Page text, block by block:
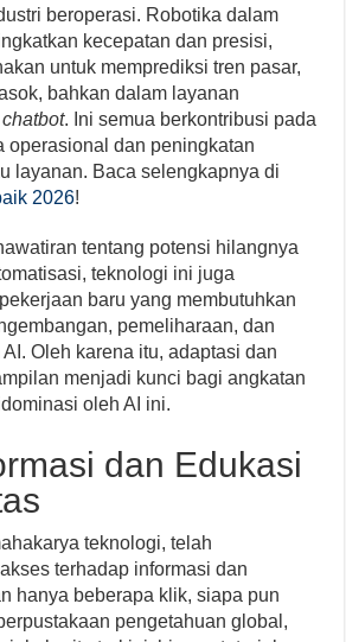
beroperasi. Robotika dalam
kecepatan dan presisi,
untuk memprediksi tren pasar,
bahkan dalam layanan
chatbot. Ini semua berkontribusi pada
operasional dan peningkatan
layanan. Baca selengkapnya di
2026!
tentang potensi hilangnya
teknologi ini juga
baru yang membutuhkan
pemeliharaan, dan
Oleh karena itu, adaptasi dan
menjadi kunci bagi angkatan
oleh AI ini.
dan Edukasi
teknologi, telah
terhadap informasi dan
hanya beberapa klik, siapa pun
pengetahuan global,